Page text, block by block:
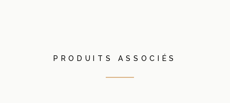
PRODUITS ASSOCIÉS